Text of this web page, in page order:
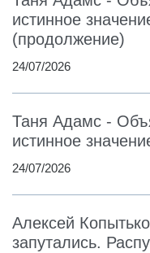
истинное
(продолжение)
24/07/2026
Таня Адамс -
истинное
24/07/2026
Алексей
запутались.